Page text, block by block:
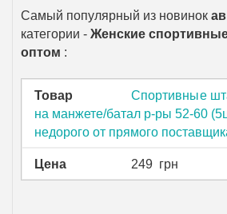
Самый популярный из новинок
категории -Женские
оптом :
Товар
Спортивные
на манжете/батал р-ры 52-60
недорого от прямого
Цена 249 грн